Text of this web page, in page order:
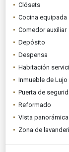
Clósets
Cocina equipada
Comedor auxiliar
Depósito
Despensa
Habitación
Inmueble de Lujo
Puerta de
Reformado
Vista panorámica
Zona de